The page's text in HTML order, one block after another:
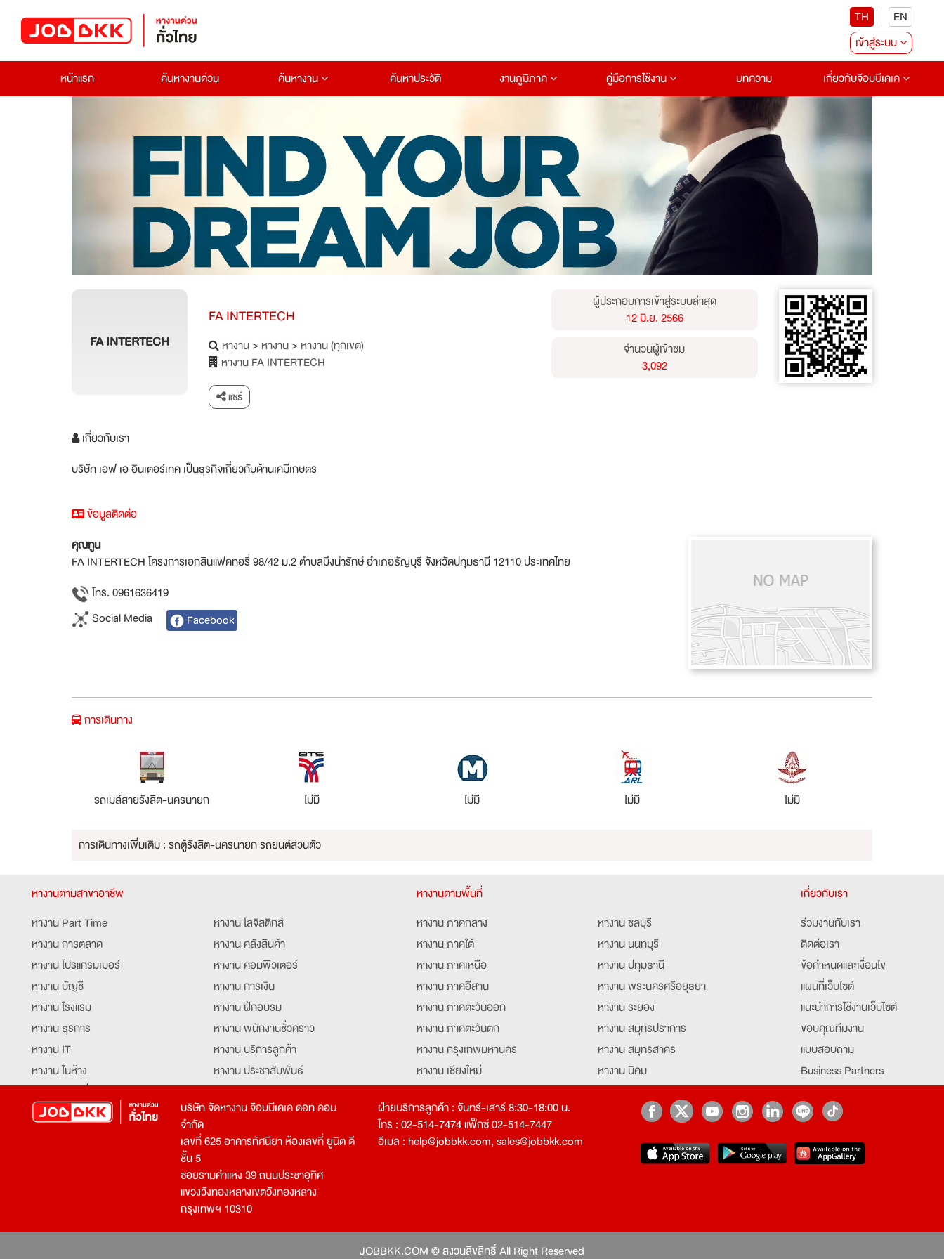
TH
EN
เข้าสู่ระบบ
หน้าแรก
ค้นหางานด่วน ค้นหางาน ค้นหาประวัติ งานภูมิภาค คู่มือการใช้งาน บทความ เกี่ยวกับจ๊อบบีเคเค
FA INTERTECH
FA INTERTECH
หางาน>หางาน>หางาน (ทุกเขต)
หางาน FA INTERTECH
แชร์
ผู้ประกอบการเข้าสู่ระบบล่าสุด
12 มิ.ย. 2566
จำนวนผู้เข้าชม
3,092
เกี่ยวกับเรา
บริษัท เอฟ เอ อินเตอร์เทค เป็นธุรกิจเกี่ยวกับด้านเคมีเกษตร
ข้อมูลติดต่อ
คุณทูน
FA INTERTECH โครงการเอกสินแฟคทอรี่ 98/42 ม.2 ตำบลบึงนำรักษ์ อำเภอธัญบุรี จังหวัดปทุมธานี 12110 ประเทศไทย
โทร. 0961636419
Social Media
Facebook
การเดินทาง
รถเมล์สายรังสิต-นครนายก ไม่มี ไม่มี ไม่มี ไม่มี
การเดินทางเพิ่มเติม : รถตู้รังสิต-นครนายก รถยนต์ส่วนตัว
หางานตามสาขาอาชีพ
หางาน Part Time
หางาน การตลาด
หางาน โปรแกรมเมอร์
หางาน บัญชี
หางาน โรงแรม
หางาน ธุรการ
หางาน IT
หางาน ในห้าง
หางาน ท่องเที่ยว
หางาน จัดซื้อ
หางาน เจ้าหน้าที่รักษาความปลอดภัย
หางาน โลจิสติกส์
หางาน คลังสินค้า
หางาน คอมพิวเตอร์
หางาน การเงิน
หางาน ฝึกอบรม
หางาน พนักงานชั่วคราว
หางาน บริการลูกค้า
หางาน ประชาสัมพันธ์
หางาน รับโทรศัพท์
หางาน ประสานงาน
หางาน จองตั๋ว
หางาน กุ๊ก
หางาน นักศึกษาฝึกงาน
หางาน Mobile Application
Developer
หางานตามพื้นที่
หางาน ภาคกลาง
หางาน ภาคใต้
หางาน ภาคเหนือ
หางาน ภาคอีสาน
หางาน ภาคตะวันออก
หางาน ภาคตะวันตก
หางาน กรุงเทพมหานคร
หางาน เชียงใหม่
หางาน ฉะเชิงเทรา
หางาน ชลบุรี
หางาน นนทบุรี
หางาน ปทุมธานี
หางาน พระนครศรีอยุธยา
หางาน ระยอง
หางาน สมุทรปราการ
หางาน สมุทรสาคร
หางาน นิคม
หางานอยุธยา
เกี่ยวกับเรา
ร่วมงานกับเรา
ติดต่อเรา
ข้อกำหนดและเงื่อนไข
แผนที่เว็บไซต์
แนะนำการใช้งานเว็บไซต์
ขอบคุณทีมงาน
แบบสอบถาม
Business Partners
Partner มหาวิทยาลัย
Job Index
job
บริษัท จัดหางาน จ๊อบบีเคเค ดอท คอม
จำกัด
เลขที่ 625 อาคารทัศนียา ห้องเลขที่ ยูนิต ดี
ชั้น 5
ซอยรามคำแหง 39 ถนนประชาอุทิศ
แขวงวังทองหลางเขตวังทองหลาง
กรุงเทพฯ 10310
ฝ่ายบริการลูกค้า : จันทร์-เสาร์ 8:30-18:00 น.
โทร : 02-514-7474 แฟ็กซ์ 02-514-7447
อีเมล : help@jobbkk.com,sales@jobbkk.com
JOBBKK.COM © สงวนลิขสิทธิ์ All Right Reserved